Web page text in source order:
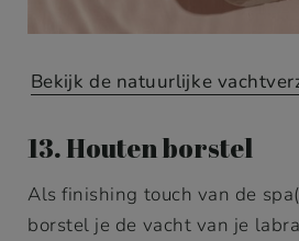
Bekijk de natuurlijke
13. Houten borstel
Als finishing touch van de
borstel je de vacht van je